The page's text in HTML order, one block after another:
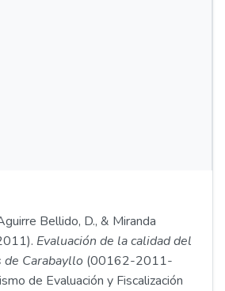
Bellido, D., & Miranda
Evaluación de la calidad del
de Carabayllo (00162-2011-
de Evaluación y Fiscalización